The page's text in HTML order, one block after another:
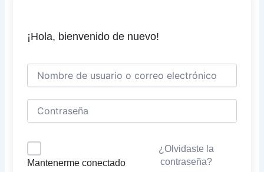
¡Hola, bienvenido de nuevo!
Mantenerme conectado
¿Olvidaste la
contraseña?